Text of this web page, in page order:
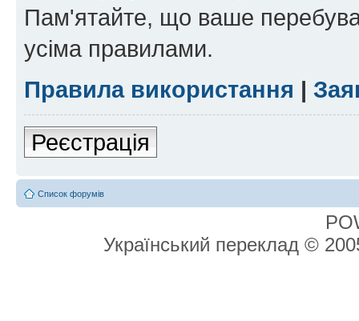
Пам'ятайте, що ваше
усіма правилами.
Правила використання |
Реєстрація
Список форумів
Український переклад ©